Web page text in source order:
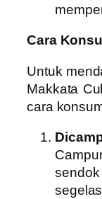
Cara
Untuk
Makkata
cara